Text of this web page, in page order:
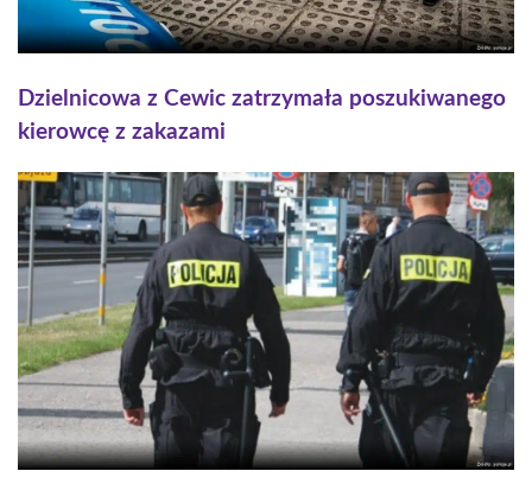
Dzielnicowa z Cewic zatrzymała poszukiwanego
kierowcę z zakazami